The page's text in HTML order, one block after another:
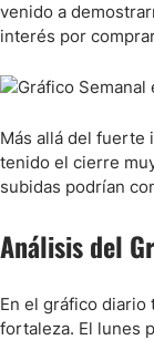
venido a
interés por
Más allá del fuerte
tenido el cierre
subidas podrían
Análisis del
En el gráfico diario
fortaleza. El lunes